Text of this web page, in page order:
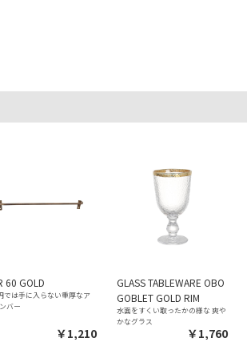
60 GOLD
では手に入らない重厚なア
バー
￥1,210
GLASS TABLEWARE OBO
GOBLET GOLD RIM
水面をすくい取ったかの様な 爽
かなグラス
￥1,760